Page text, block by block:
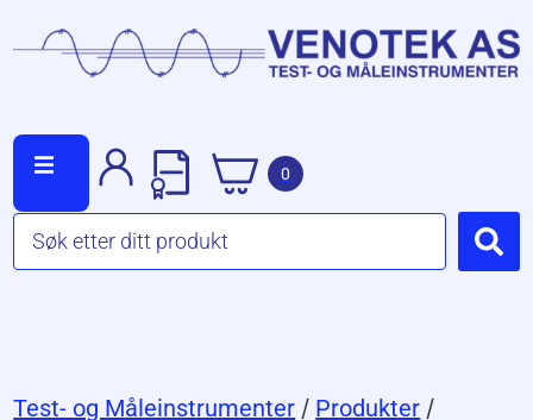
0
Test- og Måleinstrumenter / Produkter /